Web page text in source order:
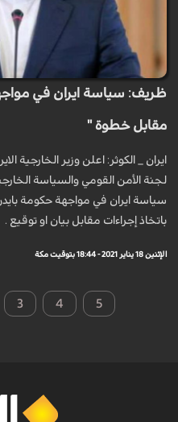
ظريف: سياسة ايران في
مقابل خطوة "
ايران _ الكوثر: اعلن وزير الخارجية
لجنة الأمن القومي والسياسة
سياسة ايران في مواجهة حكومة
باتخاذ إجراءات مقابل بيان او توقيع .
الإثنين 18 يناير 2021 - 18:44 بتوقيت مكة
3 4 5